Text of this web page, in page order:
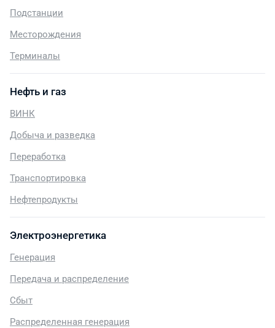
Подстанции
Месторождения
Терминалы
Нефть и газ
ВИНК
Добыча и разведка
Переработка
Транспортировка
Нефтепродукты
Электроэнергетика
Генерация
Передача и распределение
Сбыт
Распределенная генерация